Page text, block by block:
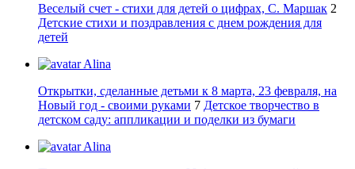
Веселый счет - стихи для детей о цифрах, С. Маршак 2
Детские стихи и поздравления с днем рождения для
детей
Alina
Открытки, сделанные детьми к 8 марта, 23 февраля, на
Новый год - своими руками 7 Детское творчество в
детском саду: аппликации и поделки из бумаги
Alina